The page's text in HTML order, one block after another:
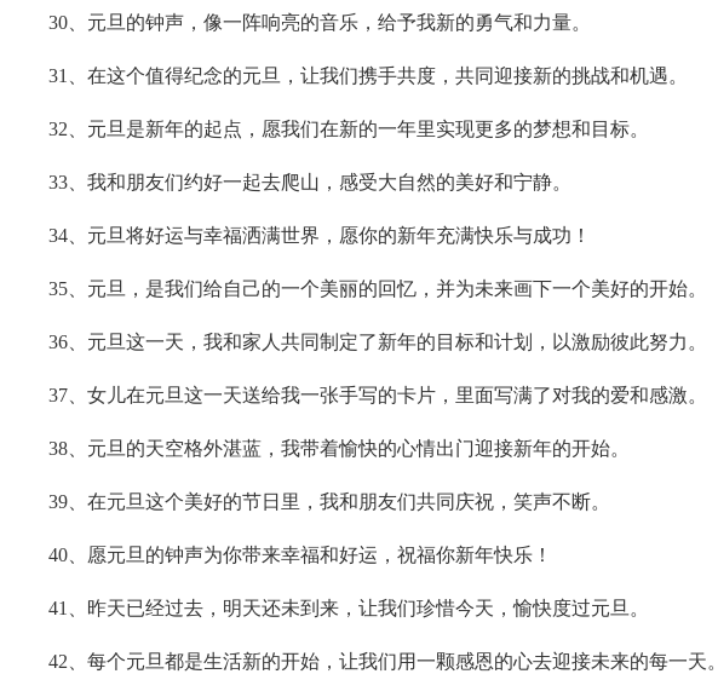
30、元旦的钟声，像一阵响亮的音乐，给予我新的勇气和力量。
31、在这个值得纪念的元旦，让我们携手共度，共同迎接新的挑战和机遇。
32、元旦是新年的起点，愿我们在新的一年里实现更多的梦想和目标。
33、我和朋友们约好一起去爬山，感受大自然的美好和宁静。
34、元旦将好运与幸福洒满世界，愿你的新年充满快乐与成功！
35、元旦，是我们给自己的一个美丽的回忆，并为未来画下一个美好的开始。
36、元旦这一天，我和家人共同制定了新年的目标和计划，以激励彼此努力。
37、女儿在元旦这一天送给我一张手写的卡片，里面写满了对我的爱和感激。
38、元旦的天空格外湛蓝，我带着愉快的心情出门迎接新年的开始。
39、在元旦这个美好的节日里，我和朋友们共同庆祝，笑声不断。
40、愿元旦的钟声为你带来幸福和好运，祝福你新年快乐！
41、昨天已经过去，明天还未到来，让我们珍惜今天，愉快度过元旦。
42、每个元旦都是生活新的开始，让我们用一颗感恩的心去迎接未来的每一天。